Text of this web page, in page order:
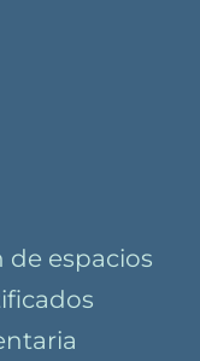
de espacios